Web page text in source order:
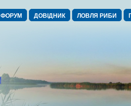
ФОРУМ ДОВІДНИК ЛОВЛЯ РИБИ